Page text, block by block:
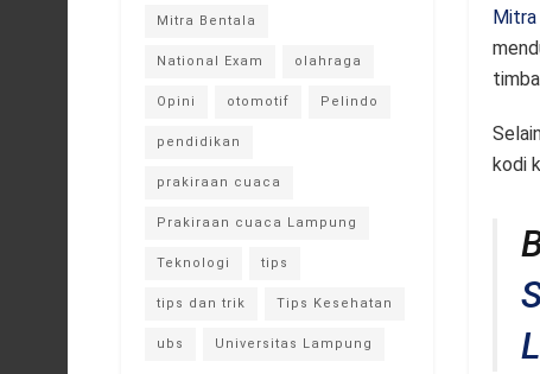
kodi
Mitra Bentala
National Exam olahraga
Opini otomotif Pelindo
pendidikan
prakiraan cuaca
Prakiraan cuaca Lampung
Teknologi tips
tips dan trik Tips Kesehatan
ubs Universitas Lampung